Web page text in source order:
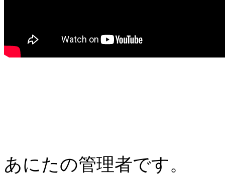
あにたの管理者です。